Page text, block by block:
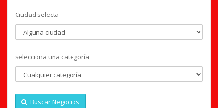
Ciudad selecta
selecciona una categoría
Buscar Negocios